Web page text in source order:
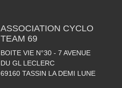
ASSOCIATION CYCLO
TEAM 69
BOITE VIE N°30 - 7 AVENUE
DU GL LECLERC
69160 TASSIN LA DEMI LUNE